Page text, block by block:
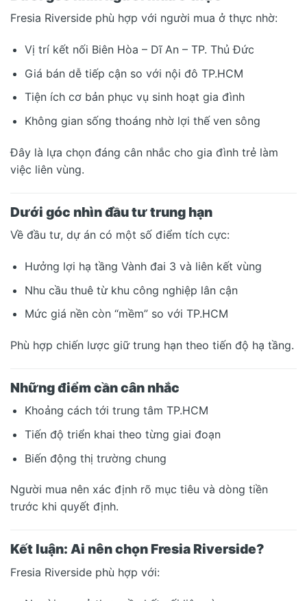
Fresia Riverside phù hợp với người mua ở thực nhờ:
Vị trí kết nối Biên Hòa – Dĩ An – TP. Thủ Đức
Giá bán dễ tiếp cận so với nội đô TP.HCM
Tiện ích cơ bản phục vụ sinh hoạt gia đình
Không gian sống thoáng nhờ lợi thế ven sông
Đây là lựa chọn đáng cân nhắc cho gia đình trẻ làm
việc liên vùng.
Dưới góc nhìn đầu tư trung hạn
Về đầu tư, dự án có một số điểm tích cực:
Hưởng lợi hạ tầng Vành đai 3 và liên kết vùng
Nhu cầu thuê từ khu công nghiệp lân cận
Mức giá nền còn “mềm” so với TP.HCM
Phù hợp chiến lược giữ trung hạn theo tiến độ hạ tầng.
Những điểm cần cân nhắc
Khoảng cách tới trung tâm TP.HCM
Tiến độ triển khai theo từng giai đoạn
Biến động thị trường chung
Người mua nên xác định rõ mục tiêu và dòng tiền
trước khi quyết định.
Kết luận: Ai nên chọn Fresia Riverside?
Fresia Riverside phù hợp với: